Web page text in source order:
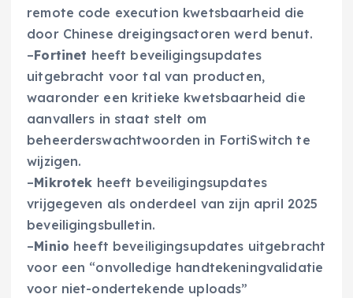
remote code execution kwetsbaarheid die
door Chinese dreigingsactoren werd benut.
–Fortinet heeft beveiligingsupdates
uitgebracht voor tal van producten,
waaronder een kritieke kwetsbaarheid die
aanvallers in staat stelt om
beheerderswachtwoorden in FortiSwitch te
wijzigen.
–Mikrotek heeft beveiligingsupdates
vrijgegeven als onderdeel van zijn april 2025
beveiligingsbulletin.
–Minio heeft beveiligingsupdates uitgebracht
voor een “onvolledige handtekeningvalidatie
voor niet-ondertekende uploads”